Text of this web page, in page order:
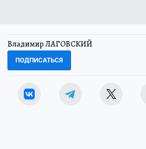
Владимир ЛАГОВСКИЙ
ПОДПИСАТЬСЯ